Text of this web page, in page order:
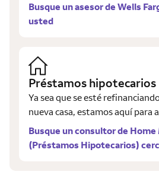
Busque un asesor de Wells
usted
Préstamos hipotecarios
Ya sea que se esté
nueva casa, estamos aquí para
Busque un consultor de
(Préstamos Hipotecarios)